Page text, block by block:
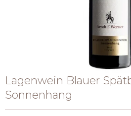
Lagenwein Blauer
Sonnenhang